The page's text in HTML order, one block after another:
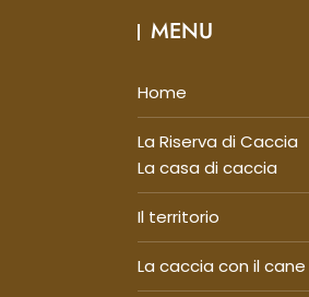
MENU
Home
La Riserva di Caccia
La casa di caccia
Il territorio
La caccia con il cane